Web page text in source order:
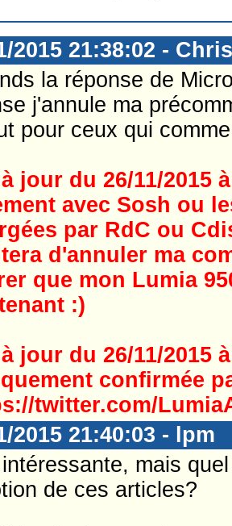
2015 21:38:02 -
la réponse de
j'annule ma
pour ceux qui
jour du 26/11/2015
avec Sosh ou
par RdC ou
d'annuler ma
que mon Lumia
:)
jour du 26/11/2015
confirmée
twitter.com/
2015 21:40:03 - lpm
mais
de ces articles?